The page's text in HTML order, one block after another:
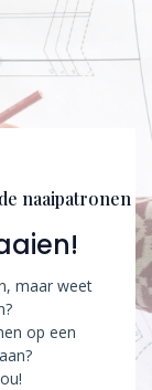
naaipatronen
maar weet
op een